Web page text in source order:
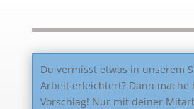
Du vermisst etwas in unserem
Arbeit erleichtert? Dann mache
Vorschlag! Nur mit deiner